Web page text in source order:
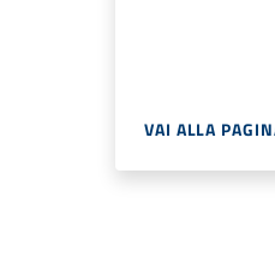
VAI ALLA